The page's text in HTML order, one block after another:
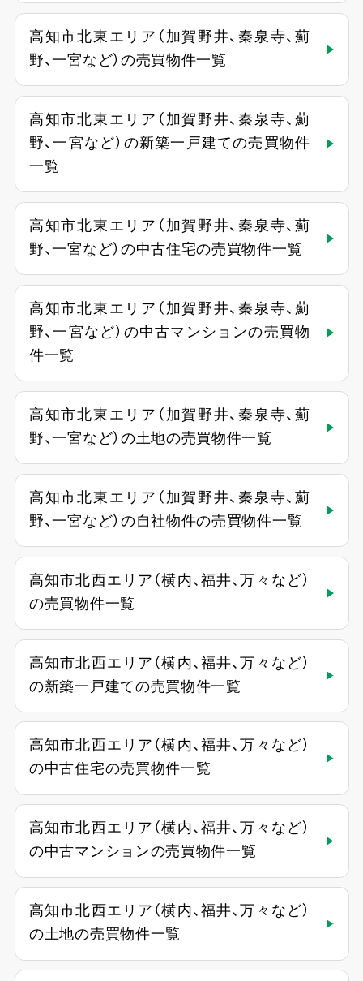
高知市北東エリア（加賀野井、秦泉寺、薊
野、一宮など）の売買物件一覧
高知市北東エリア（加賀野井、秦泉寺、薊
野、一宮など）の新築一戸建ての売買物件
一覧
高知市北東エリア（加賀野井、秦泉寺、薊
野、一宮など）の中古住宅の売買物件一覧
高知市北東エリア（加賀野井、秦泉寺、薊
野、一宮など）の中古マンションの売買物
件一覧
高知市北東エリア（加賀野井、秦泉寺、薊
野、一宮など）の土地の売買物件一覧
高知市北東エリア（加賀野井、秦泉寺、薊
野、一宮など）の自社物件の売買物件一覧
高知市北西エリア（横内、福井、万々など）
の売買物件一覧
高知市北西エリア（横内、福井、万々など）
の新築一戸建ての売買物件一覧
高知市北西エリア（横内、福井、万々など）
の中古住宅の売買物件一覧
高知市北西エリア（横内、福井、万々など）
の中古マンションの売買物件一覧
高知市北西エリア（横内、福井、万々など）
の土地の売買物件一覧